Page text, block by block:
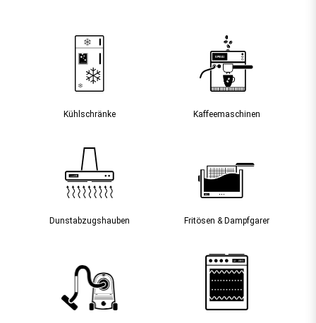
Kühlschränke Kaffee­maschinen
Dunst­abzugs­hauben Fritösen & Dampfgarer